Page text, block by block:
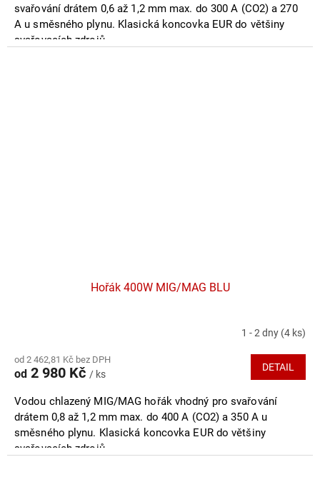
5
hvězdiček.
svařování drátem 0,6 až 1,2 mm max. do 300 A (CO2) a 270
A u směsného plynu. Klasická koncovka EUR do většiny
svařovacích zdrojů.
Hořák 400W MIG/MAG BLU
produktu
je
z
5
hvězdiček.
1 - 2 dny (4 ks)
od 2 462,81 Kč bez DPH
od 2 980 Kč / ks
DETAIL
Vodou chlazený MIG/MAG hořák vhodný pro svařování
drátem 0,8 až 1,2 mm max. do 400 A (CO2) a 350 A u
směsného plynu. Klasická koncovka EUR do většiny
svařovacích zdrojů.